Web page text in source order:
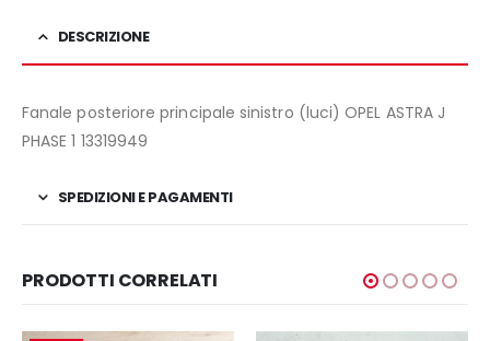
DESCRIZIONE
Fanale posteriore principale sinistro (luci) OPEL ASTRA J
PHASE 1 13319949
SPEDIZIONI E PAGAMENTI
PRODOTTI CORRELATI